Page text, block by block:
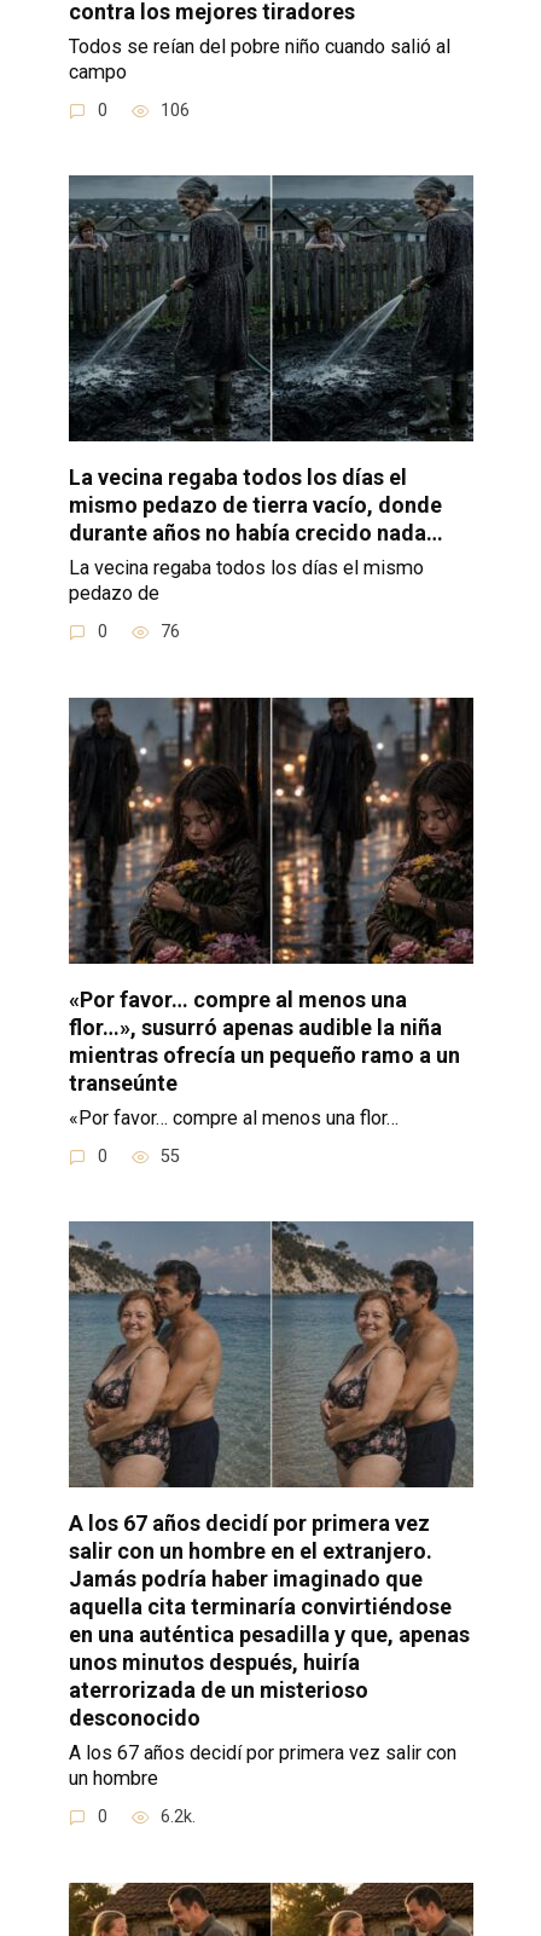
contra los mejores tiradores
Todos se reían del pobre niño cuando salió al
campo
0 106
La vecina regaba todos los días el
mismo pedazo de tierra vacío, donde
durante años no había crecido nada…
La vecina regaba todos los días el mismo
pedazo de
0 76
«Por favor… compre al menos una
flor…», susurró apenas audible la niña
mientras ofrecía un pequeño ramo a un
transeúnte
«Por favor… compre al menos una flor…
0 55
A los 67 años decidí por primera vez
salir con un hombre en el extranjero.
Jamás podría haber imaginado que
aquella cita terminaría convirtiéndose
en una auténtica pesadilla y que, apenas
unos minutos después, huiría
aterrorizada de un misterioso
desconocido
A los 67 años decidí por primera vez salir con
un hombre
0 6.2k.